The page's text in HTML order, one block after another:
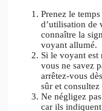
Prenez le
d’utilisation de
connaître la
voyant allumé.
Si le voyant est
vous ne savez
arrêtez-vous
sûr et
Ne négligez
car ils